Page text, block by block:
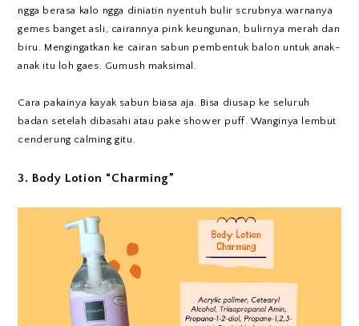
ngga berasa kalo ngga diniatin nyentuh bulir scrubnya.warnanya
gemes banget asli, cairannya pink keungunan, bulirnya merah dan
biru. Mengingatkan ke cairan sabun pembentuk balon untuk anak-
anak itu loh gaes. Gumush maksimal.
Cara pakainya kayak sabun biasa aja. Bisa diusap ke seluruh
badan setelah dibasahi atau pake shower puff. Wanginya lembut
cenderung calming gitu.
3. Body Lotion “Charming”